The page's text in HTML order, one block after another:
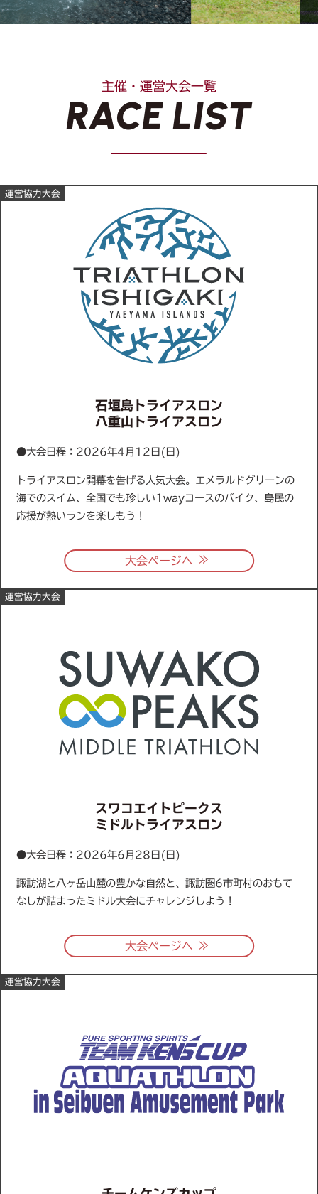
主催・運営大会一覧
RACE LIST
運営協力大会
石垣島トライアスロン
八重山トライアスロン
●大会日程：2026年4月12日(日)
トライアスロン開幕を告げる人気大会。エメラルドグリーンの
海でのスイム、全国でも珍しい1wayコースのバイク、島民の
応援が熱いランを楽しもう！
大会ページへ ≫
運営協力大会
スワコエイトピークス
ミドルトライアスロン
●大会日程：2026年6月28日(日)
諏訪湖と八ヶ岳山麓の豊かな自然と、諏訪圏6市町村のおもて
なしが詰まったミドル大会にチャレンジしよう！
大会ページへ ≫
運営協力大会